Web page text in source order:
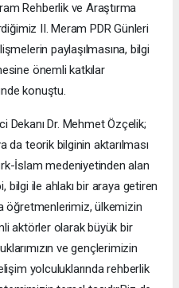
Rehberlik ve Araştırma
II. Meram PDR Günleri
paylaşılmasına, bilgi
önemli katkılar
konuştu.
Dekanı Dr. Mehmet Özçelik;
da teorik bilginin aktarılması
İslam medeniyetinden alan
bilgi ile ahlakı bir araya getiren
öğretmenlerimiz, ülkemizin
aktörler olarak büyük bir
ve gençlerimizin
yolculuklarında rehberlik